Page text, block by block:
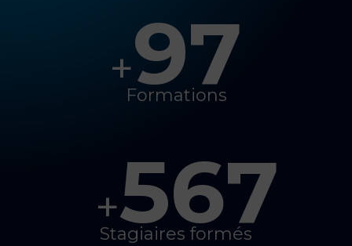
+97
Formations
+567
Stagiaires formés